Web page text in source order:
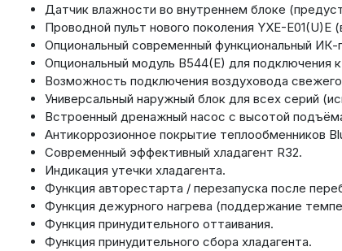
Датчик влажности во внутреннем блоке
Проводной пульт нового поколения YXE-E01(U)E
Опциональный современный функциональный ИК-
Опциональный модуль B544(E) для подключения
Возможность подключения воздуховода
Универсальный наружный блок для всех серий
Встроенный дренажный насос с высотой
Антикоррозионное покрытие теплообменников
Современный эффективный хладагент R32.
Индикация утечки хладагента.
Функция авторестарта / перезапуска после
Функция дежурного нагрева (поддержание
Функция принудительного оттаивания.
Функция принудительного сбора хладагента.